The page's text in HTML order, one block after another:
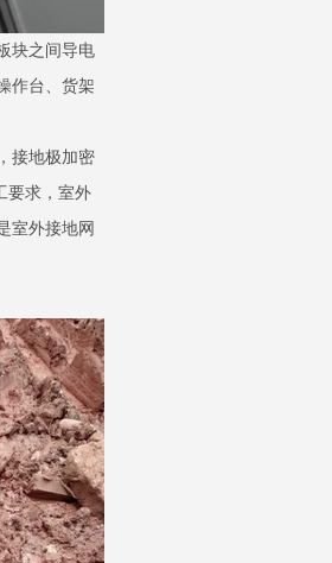
块之间导电
作台、货架
接地极加密
要求，室外
室外接地网